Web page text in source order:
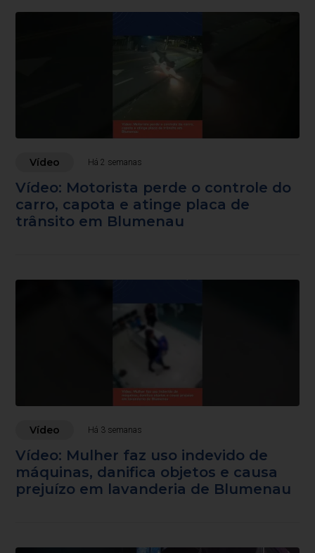
Vídeo Há 2 semanas
Vídeo: Motorista perde o controle do
carro, capota e atinge placa de
trânsito em Blumenau
Vídeo Há 3 semanas
Vídeo: Mulher faz uso indevido de
máquinas, danifica objetos e causa
prejuízo em lavanderia de Blumenau